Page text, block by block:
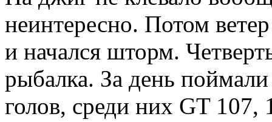
неинтересно. Потом
и начался шторм.
рыбалка. За день
голов, среди них GT